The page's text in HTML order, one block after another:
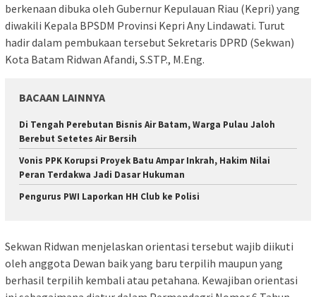
berkenaan dibuka oleh Gubernur Kepulauan Riau (Kepri) yang
diwakili Kepala BPSDM Provinsi Kepri Any Lindawati. Turut
hadir dalam pembukaan tersebut Sekretaris DPRD (Sekwan)
Kota Batam Ridwan Afandi, S.STP., M.Eng.
BACAAN LAINNYA
Di Tengah Perebutan Bisnis Air Batam, Warga Pulau Jaloh
Berebut Setetes Air Bersih
Vonis PPK Korupsi Proyek Batu Ampar Inkrah, Hakim Nilai
Peran Terdakwa Jadi Dasar Hukuman
Pengurus PWI Laporkan HH Club ke Polisi
Sekwan Ridwan menjelaskan orientasi tersebut wajib diikuti
oleh anggota Dewan baik yang baru terpilih maupun yang
berhasil terpilih kembali atau petahana. Kewajiban orientasi